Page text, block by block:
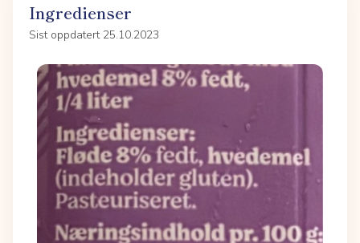
Ingredienser
Sist oppdatert 25.10.2023